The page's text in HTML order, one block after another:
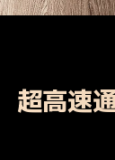
超高速